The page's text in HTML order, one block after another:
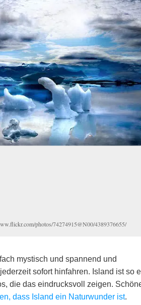
photos/74274915@N00/4389376655/
mystisch und spannend und
sofort hinfahren. Island ist so
die das eindrucksvoll zeigen.
dass Island ein Naturwunder ist.